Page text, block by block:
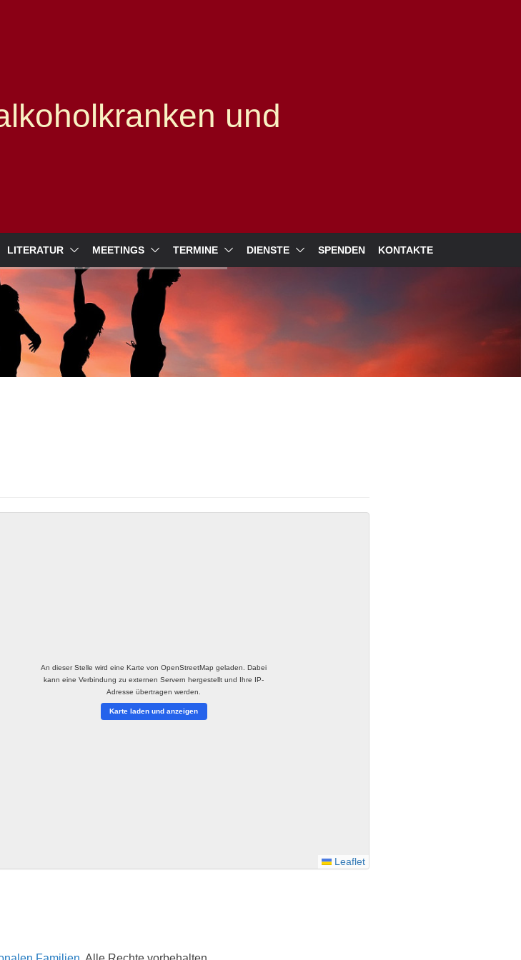
und
LITERATUR MEETINGS TERMINE DIENSTE SPENDEN KONTAKTE
An dieser Stelle wird eine Karte von OpenStreetMap geladen. Dabei
kann eine Verbindung zu externen Servern hergestellt und Ihre IP-
Adresse übertragen werden.
Karte laden und anzeigen
Leaflet